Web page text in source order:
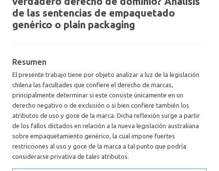
de las sentencias de empaquetado
genérico o plain packaging
Resumen
El presente trabajo tiene por objeto analizar a luz de la legislación
chilena las facultades que confiere el derecho de marcas,
principalmente determinar si este consiste únicamente en un
derecho negativo o de exclusión o si bien confiere también los
atributos de uso y goce de la marca. Dicha reflexión surge a partir
de los fallos dictados en relación a la nueva legislación australiana
sobre empaquetamiento genérico, la cual impone fuertes
restricciones al uso y goce de la marca a tal punto que podría
considerarse privativa de tales atributos.